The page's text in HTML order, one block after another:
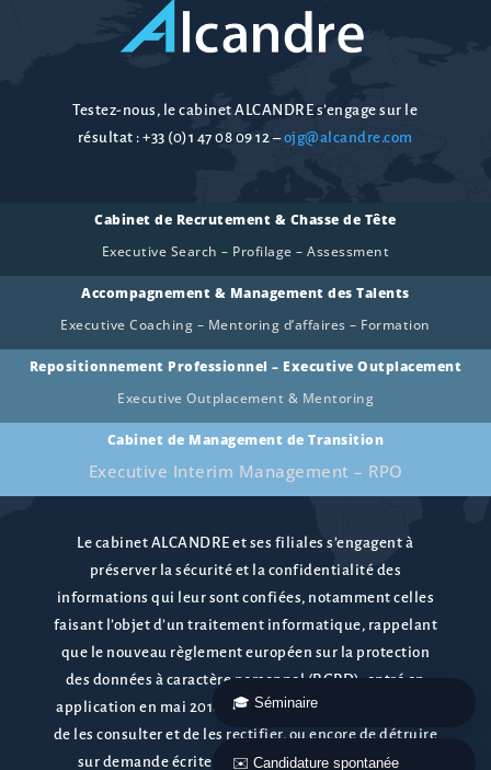
Testez-nous, le cabinet ALCANDRE s’engage sur le
résultat :+33 (0)1 47 08 09 12–ojg@alcandre.com
Cabinet de Recrutement & Chasse de Tête
Executive Search – Profilage – Assessment
Accompagnement & Management des Talents
Executive Coaching – Mentoring d’affaires – Formation
Repositionnement Professionnel – Executive Outplacement
Executive Outplacement & Mentoring
Cabinet de Management de Transition
Executive Interim Management – RPO
Le cabinet ALCANDRE et ses filiales s’engagent à
préserver la sécurité et la confidentialité des
informations qui leur sont confiées, notamment celles
faisant l’objet d’un traitement informatique, rappelant
que le nouveau règlement européen sur la protection
des données à caractère personnel (RGPD), entré en
application en mai 2018 confère le droit de s’y opposer,
de les consulter et de les rectifier, ou encore de détruire
sur demande écrite le dossier d’une personne ne
🎓 Séminaire
✉️ Candidature spontanée